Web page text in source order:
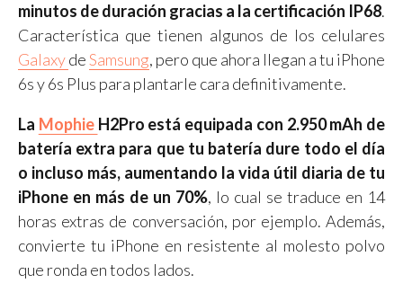
minutos de duración gracias a la certificación IP68.
Característica que tienen algunos de los celulares
GalaxydeSamsung, pero que ahora llegan a tu iPhone
6s y 6s Plus para plantarle cara definitivamente.
La Mophie H2Pro está equipada con 2.950 mAh de
batería extra para que tu batería dure todo el día
o incluso más, aumentando la vida útil diaria de tu
iPhone en más de un 70%, lo cual se traduce en 14
horas extras de conversación, por ejemplo. Además,
convierte tu iPhone en resistente al molesto polvo
que ronda en todos lados.